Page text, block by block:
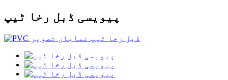
پیویسی ڈبل رخا ٹیپ